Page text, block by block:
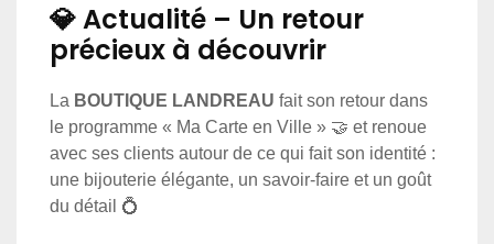
💎 Actualité – Un retour
précieux à découvrir
La BOUTIQUE LANDREAU fait son retour dans
le programme « Ma Carte en Ville » 🤝 et renoue
avec ses clients autour de ce qui fait son identité :
une bijouterie élégante, un savoir-faire et un goût
du détail 💍